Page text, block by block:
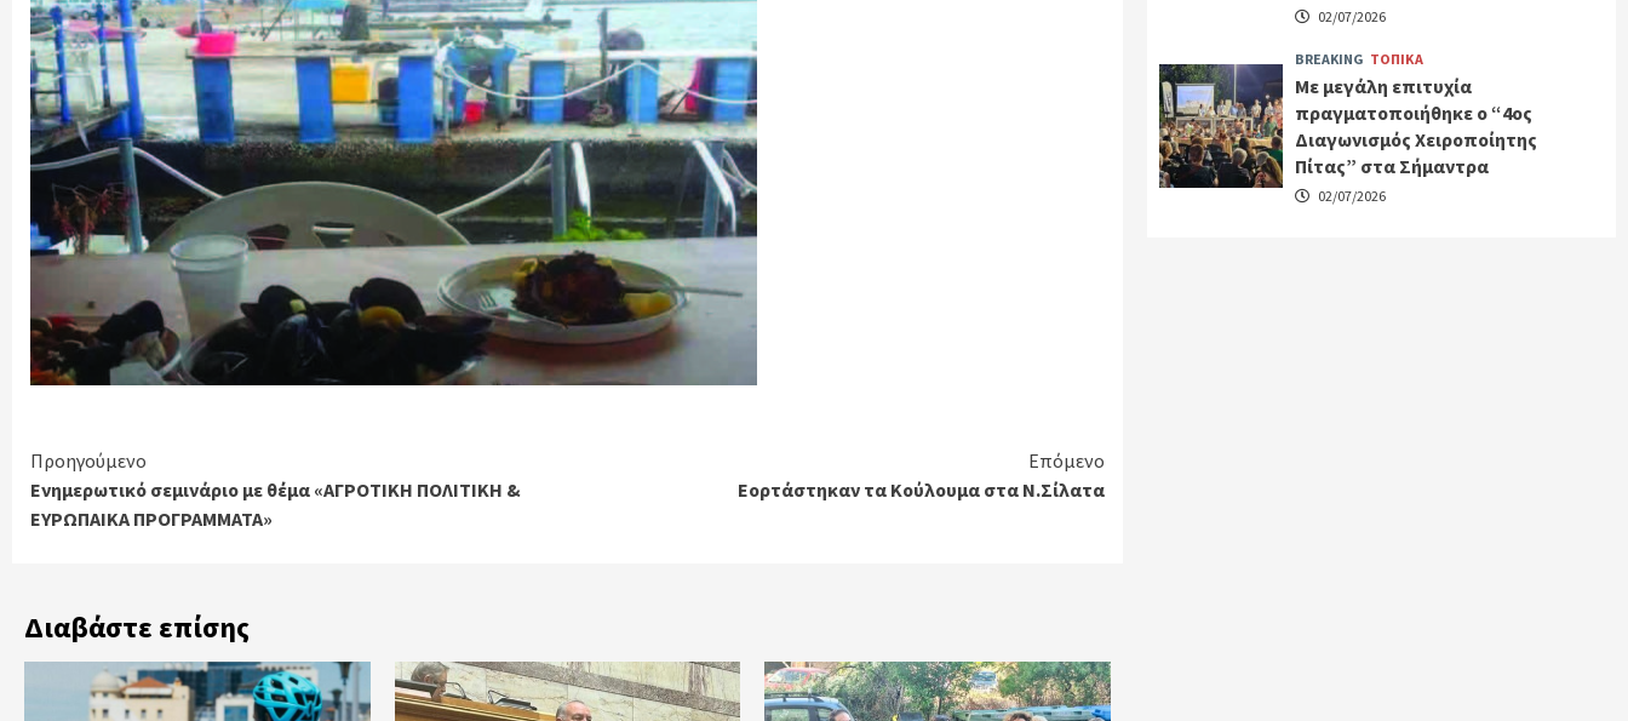
Continue
Reading
Προηγούμενο
Ενημερωτικό σεμινάριο με θέμα «ΑΓΡΟΤΙΚΗ ΠΟΛΙΤΙΚΗ &
ΕΥΡΩΠΑΙΚΑ ΠΡΟΓΡΑΜΜΑΤΑ»
Επόμενο
Εορτάστηκαν τα Κούλουμα στα Ν.Σίλατα
Διαβάστε επίσης
02/07/2026
BREAKING ΤΟΠΙΚΑ
Με μεγάλη επιτυχία
πραγματοποιήθηκε ο “4ος
Διαγωνισμός Χειροποίητης
Πίτας” στα Σήμαντρα
02/07/2026